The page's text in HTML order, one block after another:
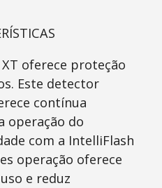
oferece proteção
Este detector
contínua
operação do
com a IntelliFlash
operação oferece
e reduz